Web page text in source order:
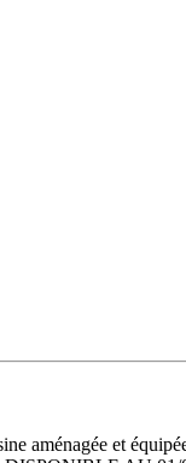
aménagée et